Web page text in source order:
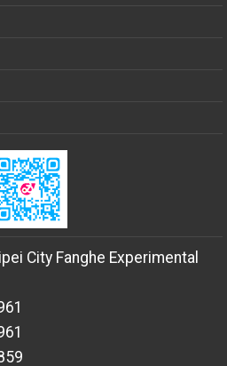
City Fanghe Experimental